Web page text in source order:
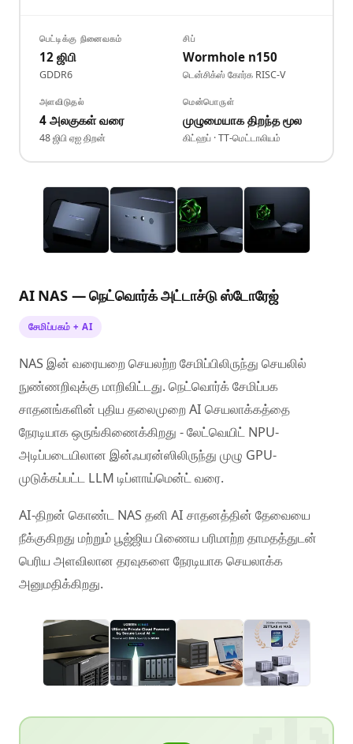
பெட்டிக்கு நினைவகம்
12 ஜிபி
GDDR6
சிப்
Wormhole n150
டென்சிக்ஸ் கோர்க RISC-V
அளவிடுதல்
4 அலகுகள் வரை
48 ஜிபி ஏஐ திறன்
மென்பொருள்
முழுமையாக திறந்த மூல
கிட்ஹப் · TT-மெட்டாலியம்
AI NAS — நெட்வொர்க் அட்டாச்டு ஸ்டோரேஜ்
சேமிப்பகம் + AI
NAS இன் வரையறை செயலற்ற சேமிப்பிலிருந்து செயலில்
நுண்ணறிவுக்கு மாறிவிட்டது. நெட்வொர்க் சேமிப்பக
சாதனங்களின் புதிய தலைமுறை AI செயலாக்கத்தை
நேரடியாக ஒருங்கிணைக்கிறது - லேட்வெயிட் NPU-
அடிப்படையிலான இன்ஃபரன்ஸிலிருந்து முழு GPU-
முடுக்கப்பட்ட LLM டிப்ளாய்மென்ட் வரை.
AI-திறன் கொண்ட NAS தனி AI சாதனத்தின் தேவையை
நீக்குகிறது மற்றும் பூஜ்ஜிய பிணைய பரிமாற்ற தாமதத்துடன்
பெரிய அளவிலான தரவுகளை நேரடியாக செயலாக்க
அனுமதிக்கிறது.